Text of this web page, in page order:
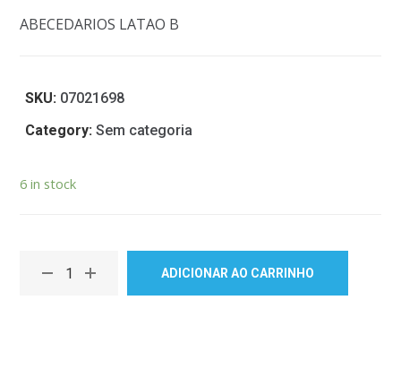
ABECEDARIOS LATAO B
SKU: 07021698
Category:Sem categoria
6 in stock
ADICIONAR AO CARRINHO